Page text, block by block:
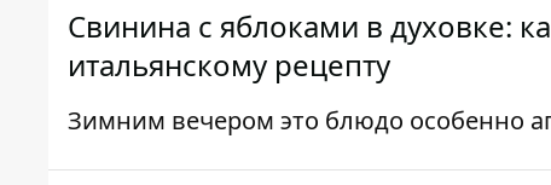
Свинина с яблоками в духовке:
итальянскому рецепту
Зимним вечером это блюдо особенно